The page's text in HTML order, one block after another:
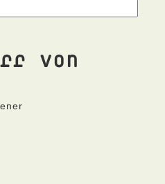
von